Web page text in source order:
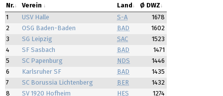
Nr. Verein Land
Ø DWZ
1
USV Halle S-A
1678
2
OSG Baden-Baden BAD
1602
3
SG Leipzig SAC
1523
4
SF Sasbach BAD
1471
5
SC Papenburg NDS
1446
6
Karlsruher SF BAD
1435
7
SC Borussia Lichtenberg BER
1432
8
SV 1920 Hofheim HES
1274